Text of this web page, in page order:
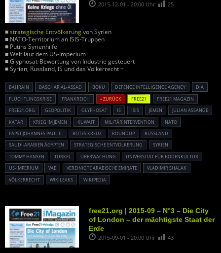
2015-12-01 - 20:00 Uhr 25
■strategische Entvölkerungvon Syrien
■ NATO-Territorium an ISIS-Truppen
■ Putins Syrienhilfe
■ Welt laut dem US-Imperium
■ Glyphosat-Bewertung von Industrie gesteuert
■ Syrien, Russland, IS und das Völkerrecht +
BAHRAIN BASCHAR AL-ASSAD BOKU DEFENCE INTELLIGENCE AGENCY
DIA
FLÜCHTLINGSKRISE
FRANKREICH « ZURÜCK FREE21
FREE21 MAGAZIN
FREE21.ORG
GEOPOLITIK GLYPHOSAT IS ISIS JEMEN
JULIAN ASSANGE
KATAR
KRIEG IM JEMEN KUWAIT MILITÄRINTERVENTION
NATO
PAPST JOHANNES PAUL II.
ROTES KREUZ ROUNDUP
RUSSLAND
SAUDI-ARABIEN ÄGYPTEN
STRATEGISCHE ENTVÖLKERUNG
SYRIEN
TOMMY HANSEN
TÜRKEI ÜBERWACHUNG
UNIVERSITÄT FÜR BODENKULTUR
US-IMPERIUM
VAE VEREINIGTE ARABISCHE EMIRATE
VLADIMIR SHALAK
VÖLKERRECHT
WIKILEAKS WIKIPEDIA
free21.org | 2015-09 – N°3 – Die City
of London – der mächtigste Staat der
Erde
2015-09-01 - 20:00 Uhr 43